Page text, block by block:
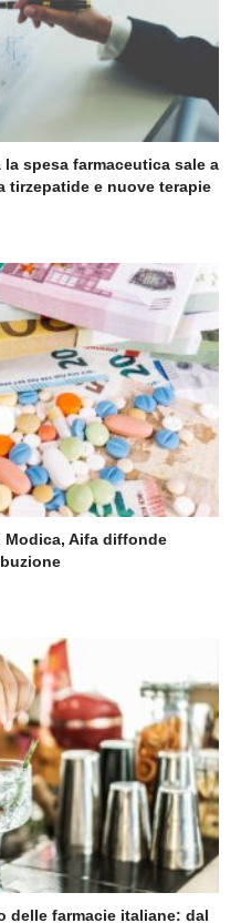
spesa farmaceutica sale a
tirzepatide e nuove terapie
Modica, Aifa diffonde
delle farmacie italiane: dal